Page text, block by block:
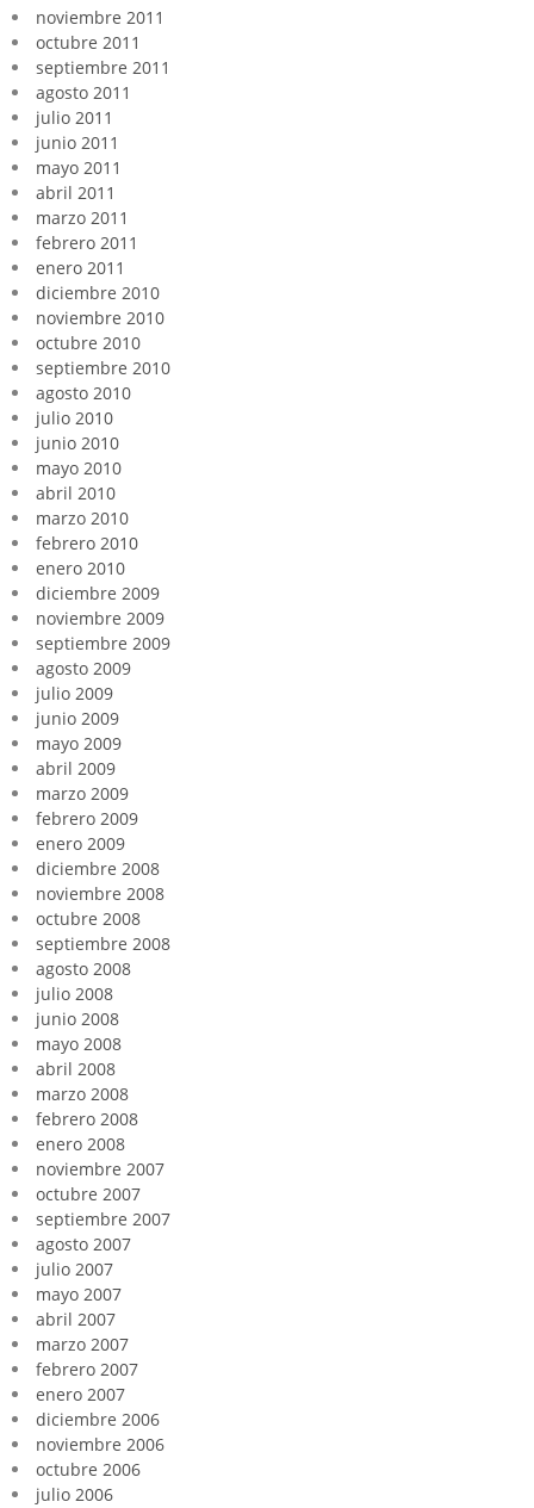
noviembre 2011
octubre 2011
septiembre 2011
agosto 2011
julio 2011
junio 2011
mayo 2011
abril 2011
marzo 2011
febrero 2011
enero 2011
diciembre 2010
noviembre 2010
octubre 2010
septiembre 2010
agosto 2010
julio 2010
junio 2010
mayo 2010
abril 2010
marzo 2010
febrero 2010
enero 2010
diciembre 2009
noviembre 2009
septiembre 2009
agosto 2009
julio 2009
junio 2009
mayo 2009
abril 2009
marzo 2009
febrero 2009
enero 2009
diciembre 2008
noviembre 2008
octubre 2008
septiembre 2008
agosto 2008
julio 2008
junio 2008
mayo 2008
abril 2008
marzo 2008
febrero 2008
enero 2008
noviembre 2007
octubre 2007
septiembre 2007
agosto 2007
julio 2007
mayo 2007
abril 2007
marzo 2007
febrero 2007
enero 2007
diciembre 2006
noviembre 2006
octubre 2006
julio 2006